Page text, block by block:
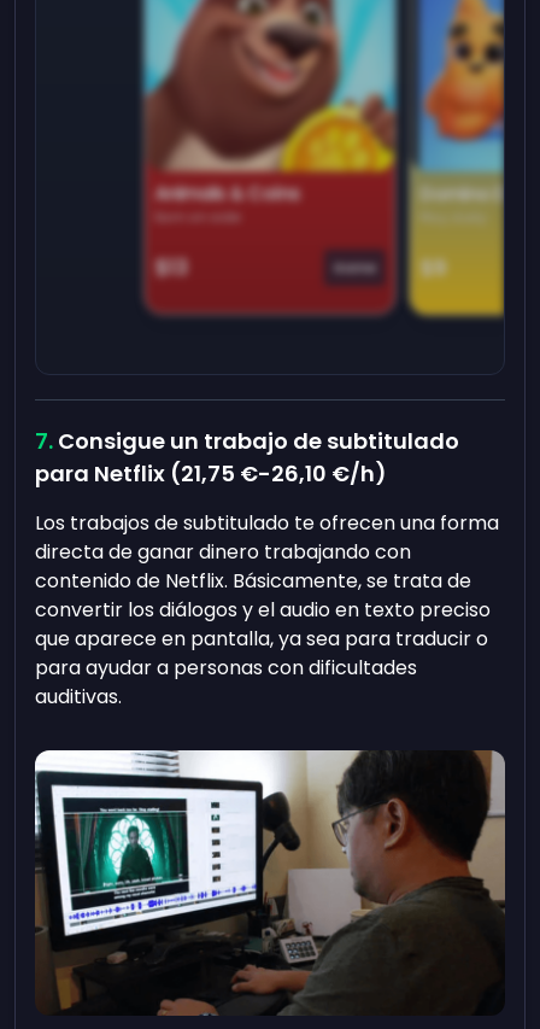
Animals & Coins
$13 Game
Domino
$9
Consigue un trabajo de subtitulado
para Netflix (21,75 €-26,10 €/h)
Los trabajos de subtitulado te ofrecen una forma
directa de ganar dinero trabajando con
contenido de Netflix. Básicamente, se trata de
convertir los diálogos y el audio en texto preciso
que aparece en pantalla, ya sea para traducir o
para ayudar a personas con dificultades
auditivas.